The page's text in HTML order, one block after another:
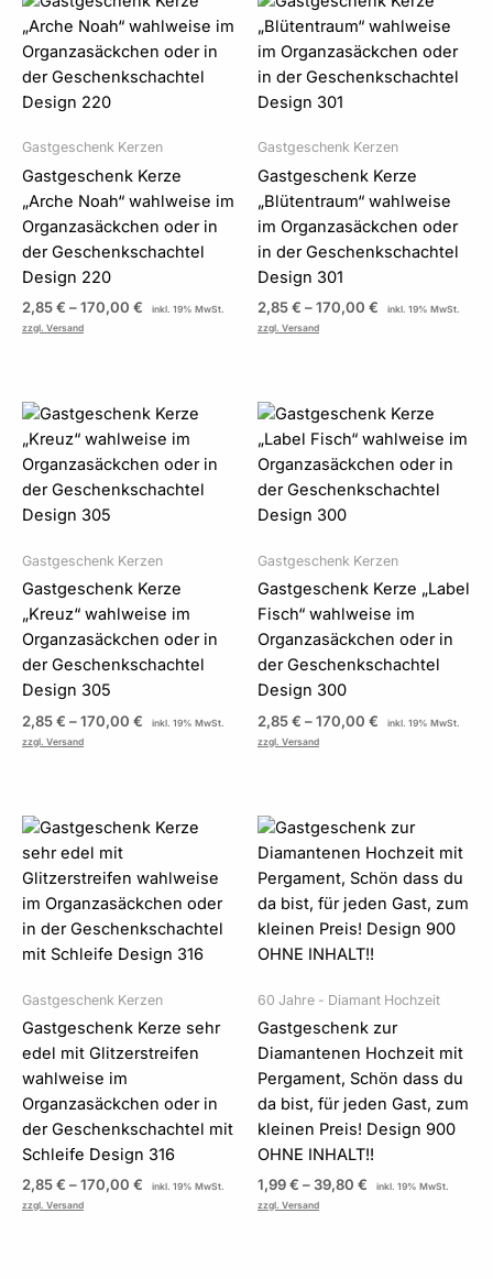
Gastgeschenk Kerzen
Gastgeschenk Kerze
„Arche Noah“ wahlweise im
Organzasäckchen oder in
der Geschenkschachtel
Design 220
2,85€ –170,00 €
bis
170,00 €
inkl. 19% MwSt.
zzgl. Versand
Gastgeschenk Kerzen
Gastgeschenk Kerze
„Blütentraum“ wahlweise
im Organzasäckchen oder
in der Geschenkschachtel
Design 301
2,85€ –170,00 €
bis
170,00 €
inkl. 19% MwSt.
zzgl. Versand
Gastgeschenk Kerzen
Gastgeschenk Kerze
„Kreuz“ wahlweise im
Organzasäckchen oder in
der Geschenkschachtel
Design 305
2,85€ –170,00 €
Preisspanne:
2,85 €
bis
170,00 €
inkl. 19% MwSt.
zzgl. Versand
Gastgeschenk Kerzen
Gastgeschenk Kerze „Label
Fisch“ wahlweise im
Organzasäckchen oder in
der Geschenkschachtel
Design 300
2,85€ –170,00 €
Preisspanne:
2,85 €
bis
170,00 €
inkl. 19% MwSt.
zzgl. Versand
Gastgeschenk Kerzen
Gastgeschenk Kerze sehr
edel mit Glitzerstreifen
wahlweise im
Organzasäckchen oder in
der Geschenkschachtel mit
Schleife Design 316
2,85€ –170,00 €
Preisspanne:
170,00 €
inkl. 19% MwSt.
zzgl. Versand
60 Jahre - Diamant Hochzeit
Gastgeschenk zur
Diamantenen Hochzeit mit
Pergament, Schön dass du
da bist, für jeden Gast, zum
kleinen Preis! Design 900
OHNE INHALT!!
1,99€ –39,80 €
Preisspanne:
bis
39,80 €
inkl. 19% MwSt.
zzgl. Versand